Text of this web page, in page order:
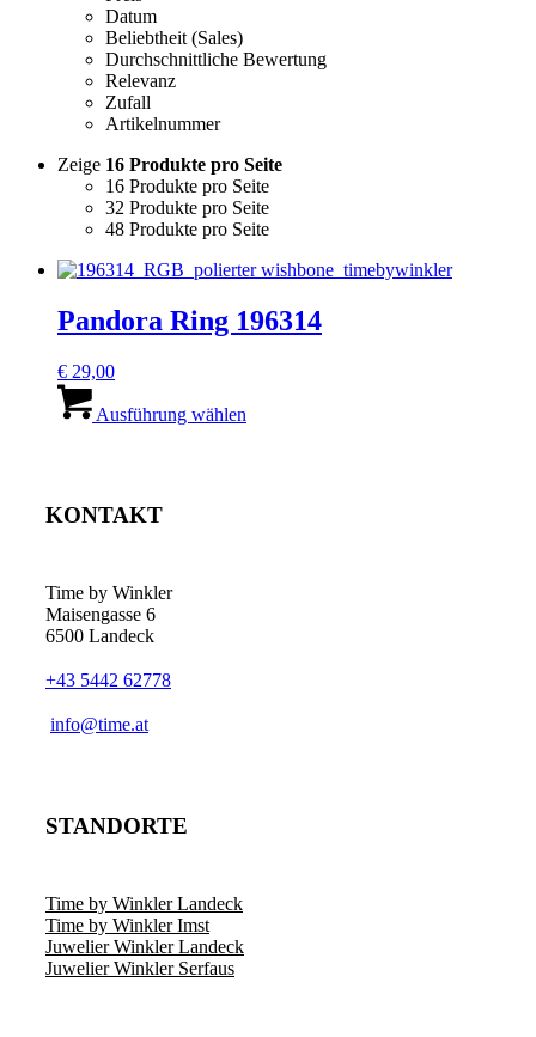
Datum
Beliebtheit (Sales)
Durchschnittliche Bewertung
Relevanz
Zufall
Artikelnummer
Zeige 16 Produkte pro Seite
16 Produkte pro Seite
32 Produkte pro Seite
48 Produkte pro Seite
Pandora Ring 196314
€ 29,00
Ausführung wählen
KONTAKT
Time by Winkler
Maisengasse 6
6500 Landeck
+43 5442 62778
­info@time.at
STANDORTE
Time by Winkler Landeck
Time by Winkler Imst
Juwelier Winkler Landeck
Juwelier Winkler Serfaus